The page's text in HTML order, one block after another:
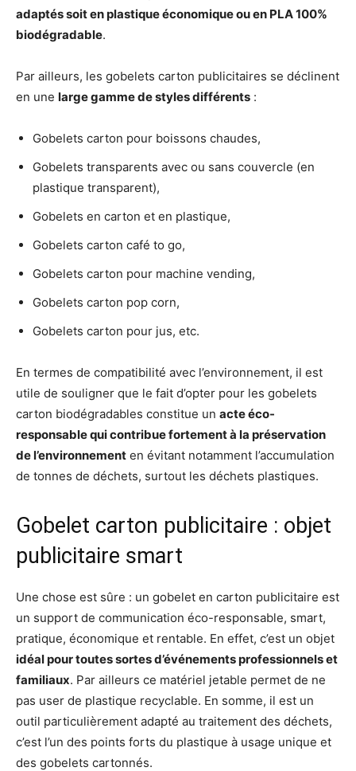
adaptés soit en plastique économique ou en PLA 100%
biodégradable.
Par ailleurs, les gobelets carton publicitaires se déclinent
en une large gamme de styles différents :
Gobelets carton pour boissons chaudes,
Gobelets transparents avec ou sans couvercle (en
plastique transparent),
Gobelets en carton et en plastique,
Gobelets carton café to go,
Gobelets carton pour machine vending,
Gobelets carton pop corn,
Gobelets carton pour jus, etc.
En termes de compatibilité avec l’environnement, il est
utile de souligner que le fait d’opter pour les gobelets
carton biodégradables constitue un acte éco-
responsable qui contribue fortement à la préservation
de l’environnement en évitant notamment l’accumulation
de tonnes de déchets, surtout les déchets plastiques.
Gobelet carton publicitaire : objet
publicitaire smart
Une chose est sûre : un gobelet en carton publicitaire est
un support de communication éco-responsable, smart,
pratique, économique et rentable. En effet, c’est un objet
idéal pour toutes sortes d’événements professionnels et
familiaux. Par ailleurs ce matériel jetable permet de ne
pas user de plastique recyclable. En somme, il est un
outil particulièrement adapté au traitement des déchets,
c’est l’un des points forts du plastique à usage unique et
des gobelets cartonnés.